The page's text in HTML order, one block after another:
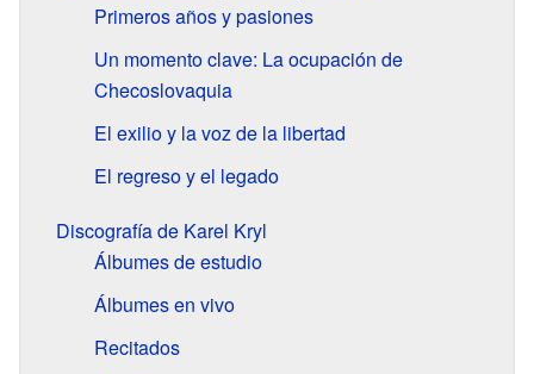
Primeros años y pasiones
Un momento clave: La ocupación de
Checoslovaquia
El exilio y la voz de la libertad
El regreso y el legado
Discografía de Karel Kryl
Álbumes de estudio
Álbumes en vivo
Recitados